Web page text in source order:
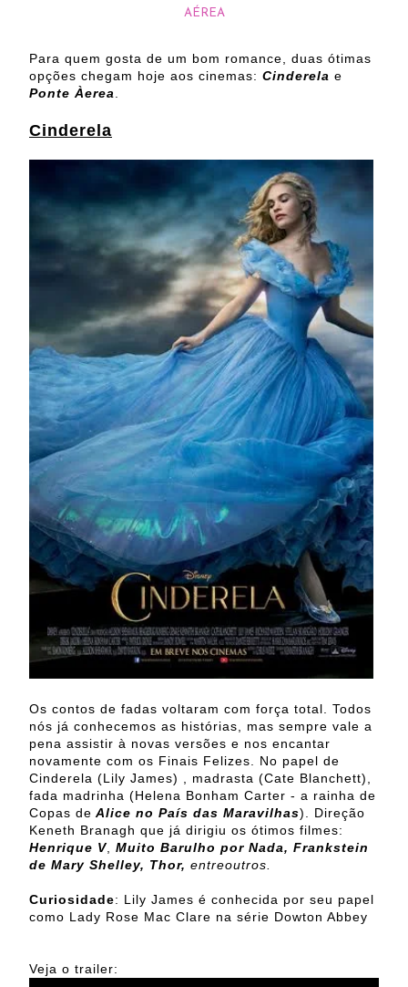
AÉREA
Para quem gosta de um bom romance, duas ótimas
opções chegam hoje aos cinemas: Cinderela e
Ponte Àerea.
Cinderela
Os contos de fadas voltaram com força total. Todos
nós já conhecemos as histórias, mas sempre vale a
pena assistir à novas versões e nos encantar
novamente com os Finais Felizes. No papel de
Cinderela (Lily James) , madrasta (Cate Blanchett),
fada madrinha (Helena Bonham Carter - a rainha de
Copas de Alice no País das Maravilhas). Direção
Keneth Branagh que já dirigiu os ótimos filmes:
Henrique V, Muito Barulho por Nada, Frankstein
de Mary Shelley, Thor, entreoutros.
Curiosidade: Lily James é conhecida por seu papel
como Lady Rose Mac Clare na série Dowton Abbey
Veja o trailer: